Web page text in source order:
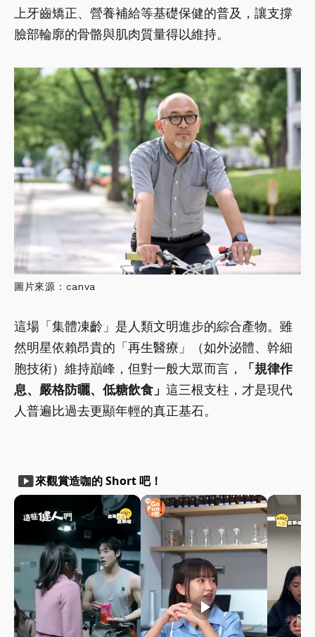
上牙齒矯正、營養補給等基礎保健的普及，讓支撐
臉部輪廓的骨骼與肌肉質量得以維持。
圖片來源：canva
這場「集體凍齡」是人類文明進步的綜合產物。雖
然明星依賴昂貴的「再生醫療」（如外泌體、幹細
胞技術）維持巔峰，但對一般大眾而言，
「規律作
息、嚴格防曬、低糖飲食」 這三根支柱，才是現代
人普遍比過去更顯年輕的真正基石。
smart_display來觀賞造咖的 Short 吧！
play_arrow play_arrow